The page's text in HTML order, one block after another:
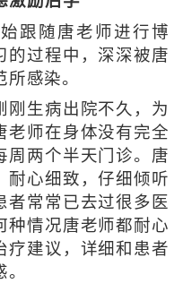
随唐老师进行博
的过程中，深深被唐
感染。
生病出院不久，为
老师在身体没有完全
周两个半天门诊。唐
耐心细致，仔细倾听
者常常已去过很多医
种情况唐老师都耐心
疗建议，详细和患者